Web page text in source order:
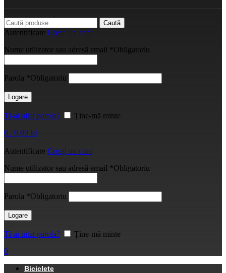
Caută
Autentificare Creați un cont
Nume utilizator sau adresă email *Obligatoriu
Parola *Obligatoriu
Logare
Ți-ai uitat parola?
Ține-mă minte
0 / 0,00 lei
Autentificare Creați un cont
Nume utilizator sau adresă email *Obligatoriu
Parola *Obligatoriu
Logare
Ți-ai uitat parola?
Ține-mă minte
0
Biciclete